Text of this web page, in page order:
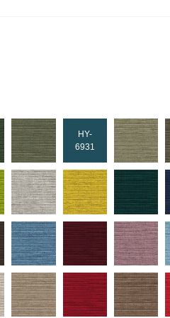
HY-
6931